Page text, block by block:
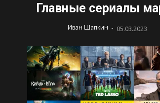
Главные сериалы
Иван Шапкин - 05.03.2023